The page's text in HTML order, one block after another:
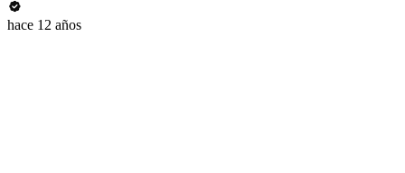
hace 12 años